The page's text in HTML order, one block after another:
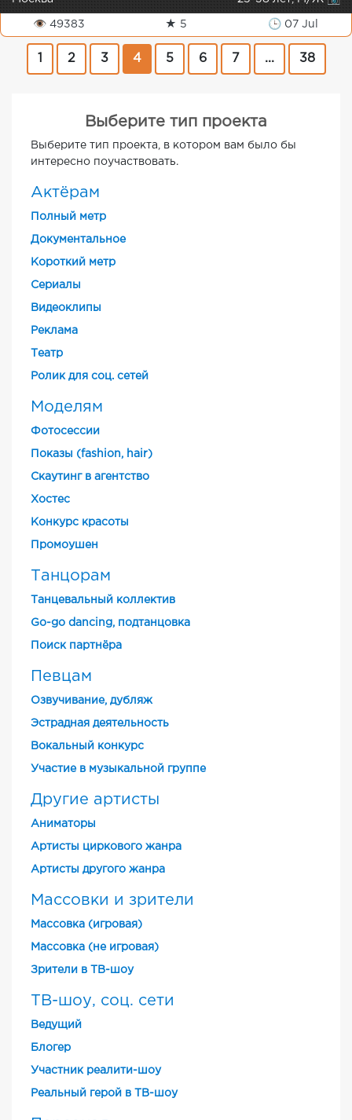
👁 49383 ★ 5 🕒 07 Jul
2 3 4 5 6 7 ... 38
Выберите тип проекта
Выберите тип проекта, в котором вам было бы
интересно поучаствовать.
Актёрам
Полный метр
Документальное
Короткий метр
Cериалы
Видеоклипы
Реклама
Театр
Ролик для соц. сетей
Моделям
Фотосессии
Показы (fashion, hair)
Скаутинг в агентство
Хостес
Конкурс красоты
Промоушен
Танцорам
Танцевальный коллектив
Go-go dancing, подтанцовка
Поиск партнёра
Певцам
Озвучивание, дубляж
Эстрадная деятельность
Вокальный конкурс
Участие в музыкальной группе
Другие артисты
Аниматоры
Артисты циркового жанра
Артисты другого жанра
Массовки и зрители
Массовка (игровая)
Массовка (не игровая)
Зрители в ТВ-шоу
ТВ-шоу, соц. сети
Ведущий
Блогер
Участник реалити-шоу
Реальный герой в ТВ-шоу